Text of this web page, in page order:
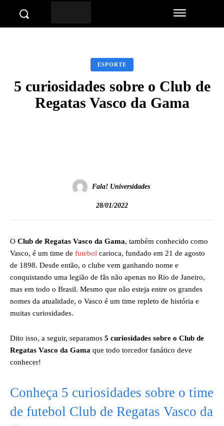
ESPORTE
5 curiosidades sobre o Club de
Regatas Vasco da Gama
Fala! Universidades
28/01/2022
O Club de Regatas Vasco da Gama, também conhecido como
Vasco, é um time de futebol carioca, fundado em 21 de agosto
de 1898. Desde então, o clube vem ganhando nome e
conquistando uma legião de fãs não apenas no Rio de Janeiro,
mas em todo o Brasil. Mesmo que não esteja entre os grandes
nomes da atualidade, o Vasco é um time repleto de história e
muitas curiosidades.
Dito isso, a seguir, separamos 5 curiosidades sobre o Club de
Regatas Vasco da Gama que todo torcedor fanático deve
conhecer!
Conheça 5 curiosidades sobre o time
de futebol Club de Regatas Vasco da